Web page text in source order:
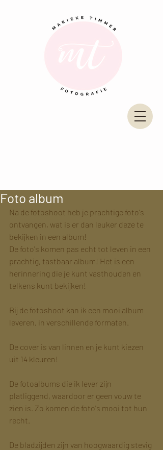
Foto album
Na de fotoshoot heb je prachtige foto's
ontvangen, wat is er dan leuker deze te
bekijken in een album!
De foto's komen pas echt tot leven in een
prachtig, tastbaar album! Het is een
herinnering die je kunt vasthouden en
telkens kunt bekijken!
Bij de fotoshoot kan ik een mooi album
leveren, in verschillende formaten.
De cover is van linnen en je kunt kiezen
uit 14 kleuren!
De fotoalbums die ik lever zijn
platliggend, waardoor er geen vouw te
zien is. Zo komen de foto's mooi tot hun
recht.
De bladzijden zijn van hoogwaardig stevig